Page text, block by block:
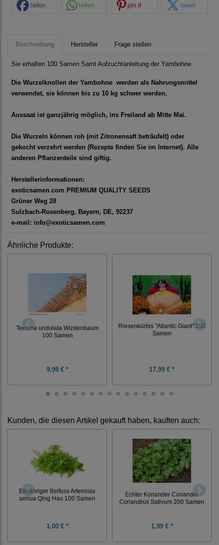
teilen teilen pin it tweet
Beschreibung Hersteller Frage stellen
Sie erhalten 100 Samen Samt Aufzuchtanleitung der Yambohne.
Die Wurzelknollen der Yambohne werden als Nahrungsmittel
verwendet, sie können bis zu 10 kg schwer werden.
Aussaat ist ganzjährig möglich, ins Freiland ab Mitte Mai.
Die Wurzeln können roh (mit Zitronensaft beträufelt) oder
gekocht verzehrt werden (Rezepte finden Sie im Internet). Alle
anderen Pflanzenteile sind giftig.
Herstellerinformationen:
exoticsamen.com PREMIUM QUALITY SEEDS
Grüner Weg 28
Sulzbach-Rosenberg, Bayern, DE, 92237
e-mail: info@exoticsamen.com
Ähnliche Produkte:
Tecoma undulata Wüstenbaum
100 Samen
9,99 € *
Riesenkürbis "Atlantic Giant" 100
Samen
17,99 € *
Kunden, die diesen Artikel gekauft haben, kauften auch:
Einjähriger Beifuss Artemisia
annua Qing Hao 100 Samen
1,00 € *
Echter Koriander Coriander
Coriandrus Sativum 200 Samen
1,99 € *